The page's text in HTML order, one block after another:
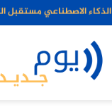
الاصطناعي مستقبل